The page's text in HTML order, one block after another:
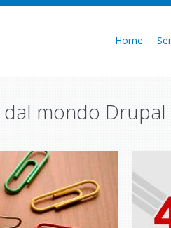
Home
mondo Drupal